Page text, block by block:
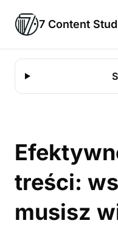
7 Content
treści:
musisz